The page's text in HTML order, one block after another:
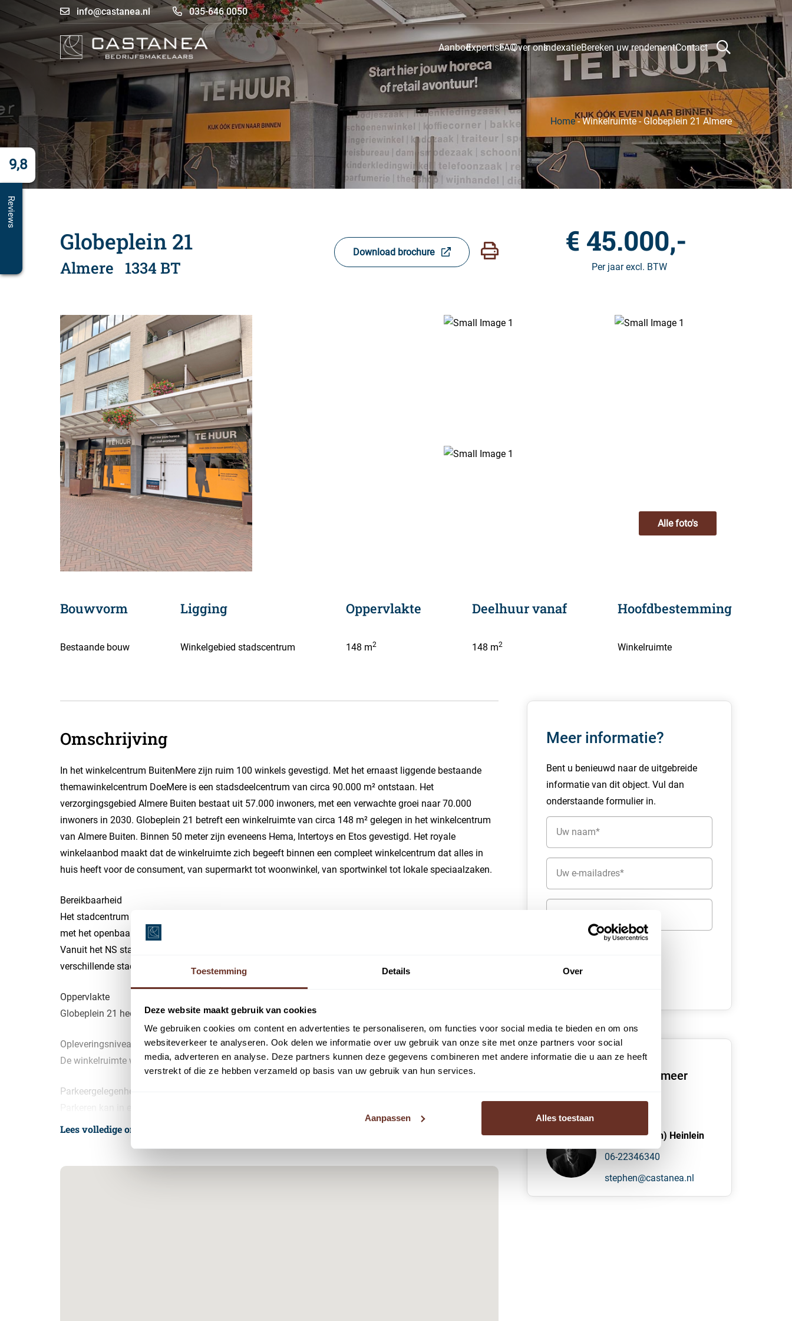
Toestemming Details Over
Deze website maakt gebruik van cookies
We gebruiken cookies om content en advertenties te personaliseren, om functies voor social media te bieden en om ons
websiteverkeer te analyseren. Ook delen we informatie over uw gebruik van onze site met onze partners voor social
media, adverteren en analyse. Deze partners kunnen deze gegevens combineren met andere informatie die u aan ze heeft
verstrekt of die ze hebben verzameld op basis van uw gebruik van hun services.
Aanpassen Alles toestaan
info@castanea.nl 035-646 0050
AanbodExpertiseFAQOver onsIndexatieBereken uw rendementContact
Home-Winkelruimte-Globeplein 21 Almere
Globeplein 21
Almere 1334 BT
Download brochure € 45.000,-
Per jaar excl. BTW
Alle foto's
Bouwvorm
Bestaande bouw
Ligging
Winkelgebied stadscentrum
Oppervlakte
148 m2
Deelhuur vanaf
148 m2
Hoofdbestemming
Winkelruimte
Omschrijving
In het winkelcentrum BuitenMere zijn ruim 100 winkels gevestigd. Met het ernaast liggende bestaande
themawinkelcentrum DoeMere is een stadsdeelcentrum van circa 90.000 m² ontstaan. Het
verzorgingsgebied Almere Buiten bestaat uit 57.000 inwoners, met een verwachte groei naar 70.000
inwoners in 2030. Globeplein 21 betreft een winkelruimte van circa 148 m² gelegen in het winkelcentrum
van Almere Buiten. Binnen 50 meter zijn eveneens Hema, Intertoys en Etos gevestigd. Het royale
winkelaanbod maakt dat de winkelruimte zich begeeft binnen een compleet winkelcentrum dat alles in
huis heeft voor de consument, van supermarkt tot woonwinkel, van sportwinkel tot lokale speciaalzaken.
Bereikbaarheid
Het stadcentrum van Almere Buiten is goed te bereiken via de rijkswegen A6 en A27. Ook voor reizigers
met het openbaar vervoer is de ligging gunstig. Op loopafstand bevindt zich NS station Almere Buiten.
Vanuit het NS station rijdt er elke 10 minuten een trein naar Amsterdam en Lelystad en rijden er
verschillende stads-en streekbussen.
Oppervlakte
Globeplein 21 heeft een oppervlakte van ca. 148 m² BVO.
Opleveringsniveau
De winkelruimte wordt ‘as is’ opgeleverd en als casco verhuurd.
Parkeergelegenheid
winkelcentrum. De parkeergarages zijn 24 uur per dag geopend, zeven dagen per week. Tevens kan in
winkelcentrum blijven.
Lees volledige omschrijving
Meer informatie?
Bent u benieuwd naar de uitgebreide
informatie van dit object. Vul dan
onderstaande formulier in.
(Vereist)
We vertellen je graag meer
S.R. (Stephen) Heinlein
06-22346340
stephen@castanea.nl
9,8
Reviews